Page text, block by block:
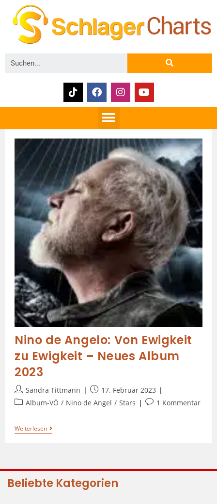
Nino de Angelo: Von Ewigkeit
zu Ewigkeit – Neues Album
2023
Sandra Tittmann
17. Februar 2023
Album-VÖ / Nino de Angel / Stars 1 Kommentar
Weiterlesen
Beliebte Kategorien